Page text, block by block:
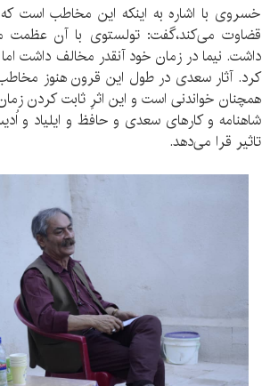
خسروی با اشاره به اینکه این مخاطب است که
قضاوت می‌کند،گفت: تولستوی با آن عظمت
داشت. نیما در زمان خود آنقدر مخالف داشت اما
کرد. آثار سعدی در طول این قرون هنوز مخاطب
همچنان خواندنی است و این اثرِ ثابت کردن
شاهنامه و کارهای سعدی و حافظ و ایلیاد و
تاثیر قرا می‌دهد.